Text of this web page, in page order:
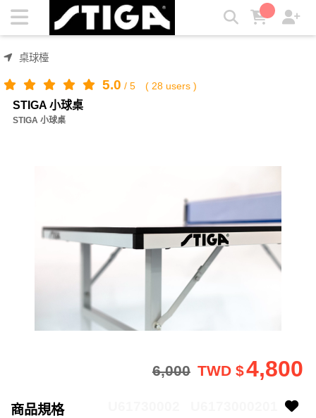
STIGA 小球桌 | STIGA
桌球檯
5.0 / 5 ( 28 users )
STIGA 小球桌
STIGA 小球桌
4,800
TWD $
6,000
商品規格